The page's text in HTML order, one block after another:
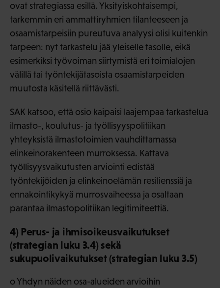
ovat strategiassa esillä. Yksityiskohtaisempi,
tarkemmin eri ammattiryhmien tilanteeseen ja
osaamistarpeisiin pureutuva analyysi olisi kuitenkin
tarpeen: nyt tarkastelu jää yleiselle tasolle, eikä
esimerkiksi työvoiman siirtymistä eri toimialojen
välillä tai työntekijätasoista osaamistarpeiden
muutosta käsitellä riittävästi.
SAK katsoo, että osio kaipaisi laajempaa tarkastelua
ilmasto-, koulutus- ja työllisyyspolitiikan
yhteyksistä ilmastotoimien vauhdittamassa
elinkeinorakenteen murroksessa. Kattava
työllisyysvaikutusten arviointi edistää
työntekijöiden ja elinkeinoelämän resilienssiä ja
ennakointikykyä murrosvaiheessa ja osaltaan
parantaa ilmastopolitiikan legitimiteettiä.
4) Perus- ja ihmisoikeusvaikutukset
(strategian luku 3.4) sekä
sukupuolivaikutukset (strategian luku 3.5)
o Yhdyn näiden osa-alueiden arvioihin